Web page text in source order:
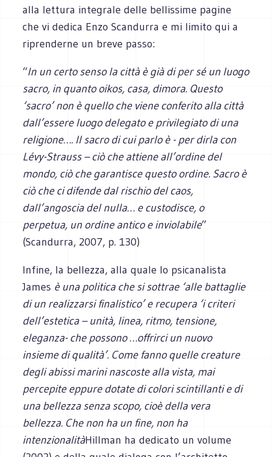
alla lettura integrale delle bellissime pagine
che vi dedica Enzo Scandurra e mi limito qui a
riprenderne un breve passo:
“In un certo senso la città è già di per sé un luogo
sacro, in quanto oikos, casa, dimora. Questo
‘sacro’ non è quello che viene conferito alla città
dall’essere luogo delegato e privilegiato di una
religione…. Il sacro di cui parlo è - per dirla con
Lévy-Strauss – ciò che attiene all’ordine del
mondo, ciò che garantisce questo ordine. Sacro è
ciò che ci difende dal rischio del caos,
dall’angoscia del nulla… e custodisce, o
perpetua, un ordine antico e inviolabile”
(Scandurra, 2007, p. 130)
Infine, la bellezza, alla quale lo psicanalista
James è una politica che si sottrae ‘alle battaglie
di un realizzarsi finalistico’ e recupera ‘i criteri
dell’estetica – unità, linea, ritmo, tensione,
eleganza- che possono …offrirci un nuovo
insieme di qualità’. Come fanno quelle creature
degli abissi marini nascoste alla vista, mai
percepite eppure dotate di colori scintillanti e di
una bellezza senza scopo, cioè della vera
bellezza. Che non ha un fine, non ha
intenzionalitàHillman ha dedicato un volume